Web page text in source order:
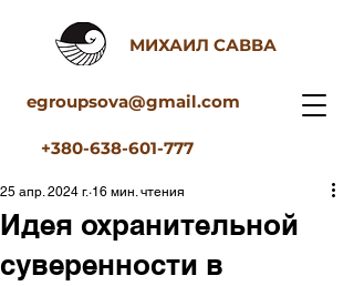
МИХАИЛ САВВА
egroupsova@gmail.com
+380-638-601-777
Идея охранительной
суверенности в
25 апр. 2024 г. 16 мин. чтения